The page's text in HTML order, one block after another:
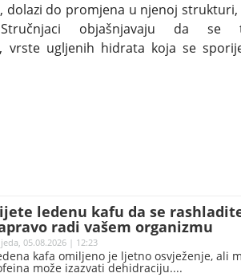
dolazi do promjena u njenoj
objašnjavaju da se
vrste ugljenih hidrata koja se
ledenu kafu da se
radi vašem organizmu
05.08.2026 | 12:23
kafa omiljeno je ljetno osvježenje, ali
može izazvati dehidraciju.